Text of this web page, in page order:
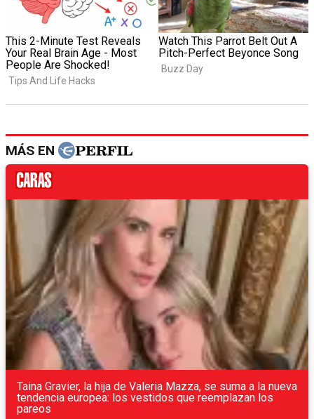
MÁS EN
Taina Gravier, la hija de Valeria Mazza, se suma a la nueva
tendencia europea: los vestidos que reemplazan los
pareos